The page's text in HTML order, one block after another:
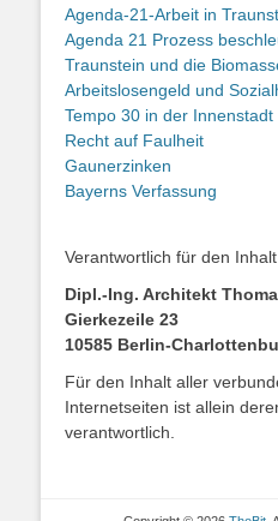
Agenda-21-Arbeit in
Agenda 21 Prozess
Traunstein und die
Arbeitslosengeld und
Tempo 30 in der Innenstadt
Recht auf Faulheit
Gaunerzinken
Bayerns Verfassung
Verantwortlich für den
Dipl.-Ing. Architekt
Gierkezeile 23
10585 Berlin-
Für den Inhalt aller
Internetseiten ist allein
verantwortlich.